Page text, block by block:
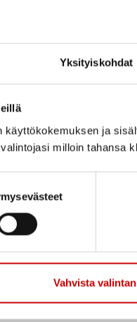
Yksityiskohdat
ja
milloin tahansa
Vahvista
Sepelvaltimotauti